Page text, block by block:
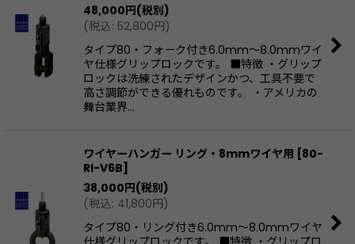
48,000円(税別)
(税込: 52,800円)
タイプ80・フォーク付き6.0mm〜8.0mmワイ
ヤ仕様グリップロックです。 ■特徴 ・グリップ
ロックは洗練されたデザインかつ、工具不要で
高さ調節ができる優れものです。 ・アメリカの
舞台業界…
ワイヤーハンガー リング・8mmワイヤ用 [80-
RI-V6B]
38,000円(税別)
(税込: 41,800円)
タイプ80・リング付き6.0mm〜8.0mmワイヤ